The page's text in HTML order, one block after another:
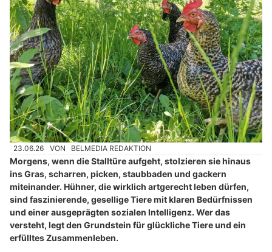
23.06.26 VON BELMEDIA REDAKTION
Morgens, wenn die Stalltüre aufgeht, stolzieren sie hinaus
ins Gras, scharren, picken, staubbaden und gackern
miteinander. Hühner, die wirklich artgerecht leben dürfen,
sind faszinierende, gesellige Tiere mit klaren Bedürfnissen
und einer ausgeprägten sozialen Intelligenz. Wer das
versteht, legt den Grundstein für glückliche Tiere und ein
erfülltes Zusammenleben.